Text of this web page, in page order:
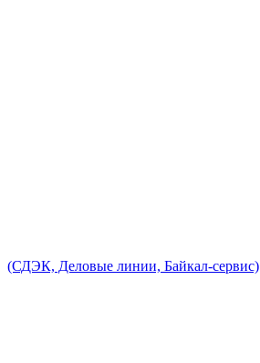
(СДЭК, Деловые линии, Байкал-сервис)